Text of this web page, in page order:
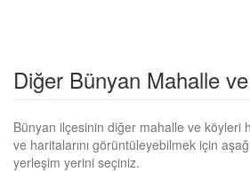
Diğer Bünyan Mahalle
Bünyan ilçesinin diğer mahalle ve köyleri
ve haritalarını görüntüleyebilmek için
yerleşim yerini seçiniz.